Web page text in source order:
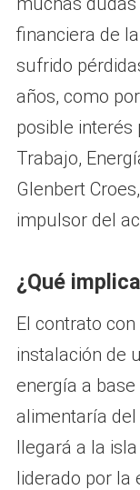
financiera de
sufrido
años, como
posible interés
Trabajo,
Glenbert
impulsor del
¿Qué
El contrato
instalación de
energía a
alimentaría
llegará a la
liderado por la